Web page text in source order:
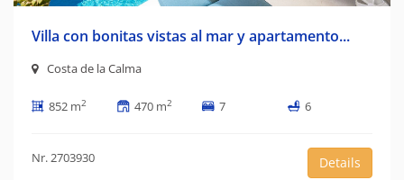
Villa con bonitas vistas al mar y apartamento...
Costa de la Calma
852 m2 470 m2 7 6
Nr. 2703930 Details